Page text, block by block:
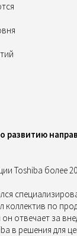
развитию
Toshiba более
коллектив по
отвечает за
в решения для